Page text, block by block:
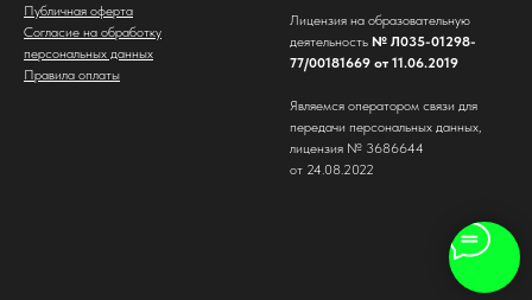
Публичная оферта
Согласие на обработку
персональных данных
Правила оплаты
Лицензия на образовательную
деятельность № Л035-01298-
77/00181669 от 11.06.2019
Являемся оператором связи для
передачи персональных данных,
лицензия № 3686644
от 24.08.2022